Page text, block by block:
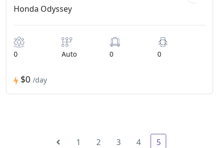
Honda Odyssey
0 Auto 0 0
$0 /day
1 2 3 4 5